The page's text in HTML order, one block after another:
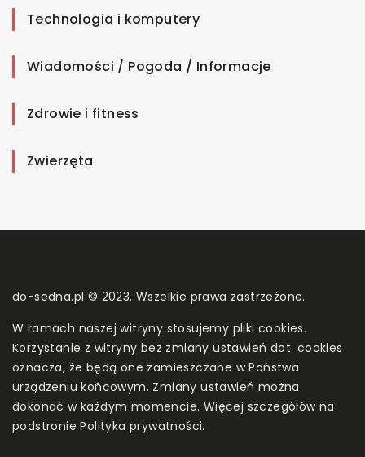
Technologia i komputery
Wiadomości / Pogoda / Informacje
Zdrowie i fitness
Zwierzęta
do-sedna.pl © 2023. Wszelkie prawa zastrzeżone.
W ramach naszej witryny stosujemy pliki cookies.
Korzystanie z witryny bez zmiany ustawień dot. cookies
oznacza, że będą one zamieszczane w Państwa
urządzeniu końcowym. Zmiany ustawień można
dokonać w każdym momencie. Więcej szczegółów na
podstroniePolityka prywatności.